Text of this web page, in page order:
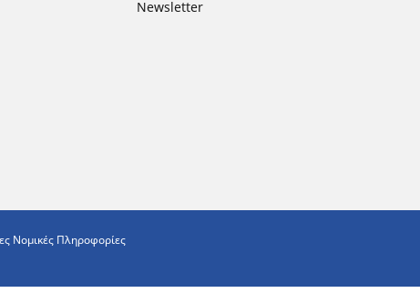
Newsletter
Νομικές Πληροφορίες